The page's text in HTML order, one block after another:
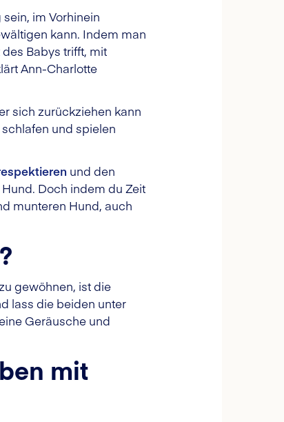
im Vorhinein
kann. Indem man
Babys trifft, mit
Ann-Charlotte
sich zurückziehen kann
und spielen
und den
Doch indem du Zeit
munteren Hund, auch
gewöhnen, ist die
lass die beiden unter
Geräusche und
mit